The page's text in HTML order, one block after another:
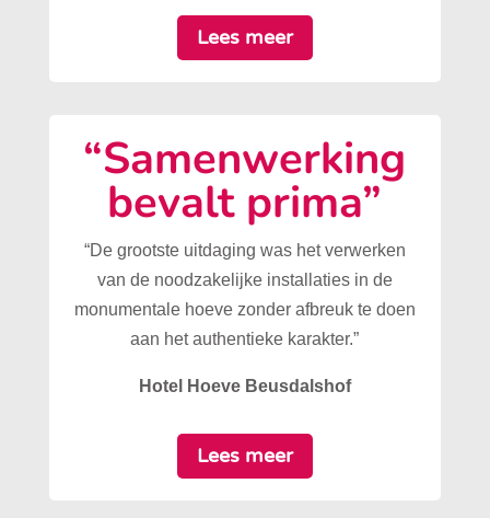
Lees meer
“Samenwerking
bevalt prima”
“De grootste uitdaging was het verwerken
van de noodzakelijke installaties in de
monumentale hoeve zonder afbreuk te doen
aan het authentieke karakter.”
Hotel Hoeve Beusdalshof
Lees meer